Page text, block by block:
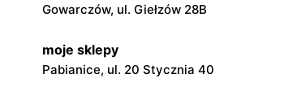
Gowarczów, ul. Giełzów 28B
moje sklepy
Pabianice, ul. 20 Stycznia 40